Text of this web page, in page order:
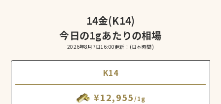
14金(K14)
今日の1gあたりの相場
2026年8月7日16:00更新！ (日本時間)
K14
¥12,955 /1g